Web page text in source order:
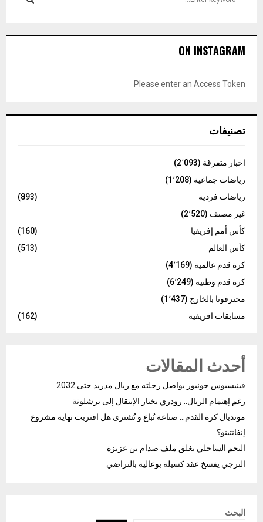
h
C
ON INSTAGRAM
Please enter an Access Token
تصنيفات
اخبار متفرقة (2٬093)
رياضات جماعية (1٬208)
رياضات فردية
(893)
غير مصنف (2٬520)
كأس أمم إفريقيا
(160)
كأس العالم
(513)
كرة قدم عالمية (4٬169)
كرة قدم وطنية (6٬249)
محترفونا بالخارج (1٬437)
مسابقات افريقية
(162)
أحدث المقالات
فينيسيوس جونيور يواصل رحلته مع ريال مدريد حتى 2032
رغم إهتمام الريال.. رودري يختار الإنتقال إلى برشلونة
مونديال كرة القدم… صناعة تُباع و تُشترى هل اقتربت نهاية مشروع
إنفانتينو؟
النجم الساحلي يغلق ملف صدام بن عزيزة
الترجي يفسخ عقد كسيلة بوعالية بالتراضي
البحث